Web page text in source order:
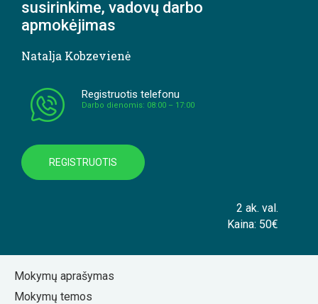
susirinkime, vadovų darbo
apmokėjimas
Natalja Kobzevienė
Registruotis telefonu
Darbo dienomis: 08:00 – 17:00
REGISTRUOTIS
2 ak. val.
Kaina: 50€
Mokymų aprašymas
Mokymų temos